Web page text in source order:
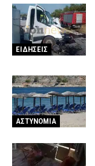
ΕΙΔΗΣΕΙΣ
ΑΣΤΥΝΟΜΙΑ